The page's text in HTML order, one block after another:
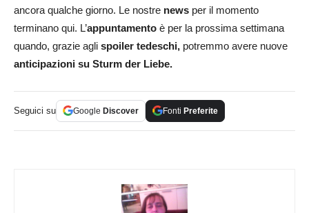
ancora qualche giorno. Le nostre news per il momento
terminano qui. L’appuntamento è per la prossima settimana
quando, grazie agli spoiler tedeschi, potremmo avere nuove
anticipazioni su Sturm der Liebe.
Seguici su Google Discover Fonti Preferite